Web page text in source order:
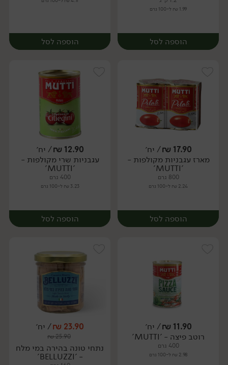
1.99 ₪ ל-100 גרם
הוספה לסל
יח׳
הוספה לסל
יח׳
17.90
₪/ יח׳
מארז עגבניות מקולפות -
'MUTTI'
800 גרם
2.24 ₪ ל-100 גרם
הוספה לסל
יח׳
12.90
₪/ יח׳
עגבניות שרי מקולפות -
'MUTTI'
400 גרם
3.23 ₪ ל-100 גרם
הוספה לסל
יח׳
11.90
₪/ יח׳
רוטב פיצה - 'MUTTI'
400 גרם
2.98 ₪ ל-100 גרם
23.90
₪/ יח׳
25.90
₪
נתחי טונה בהירה במי מלח
- 'BELLUZZI'